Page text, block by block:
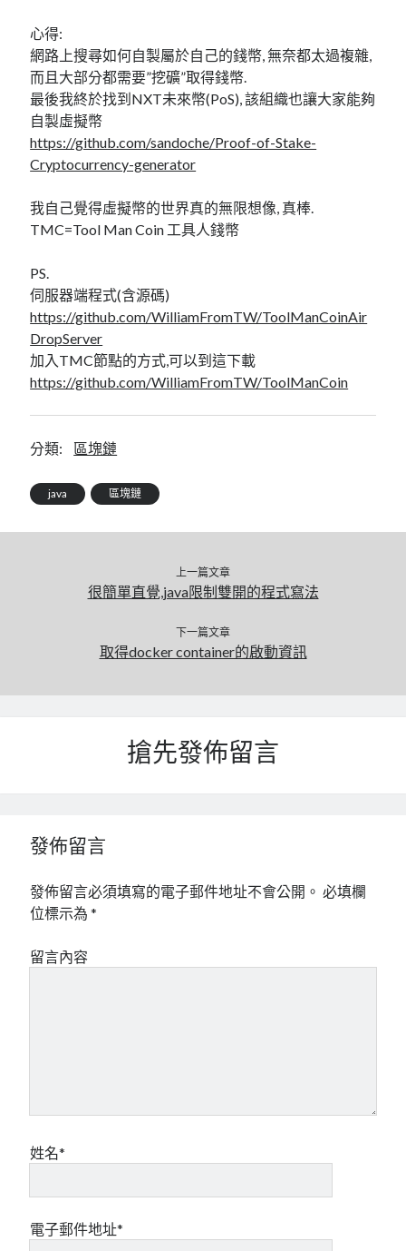
github
mindmap
rclone
區塊鏈
品質管理系統
單車
技術
未分類
王道
閑聊
心得:
網路上搜尋如何自製屬於自己的錢幣, 無奈都太過複雜,
而且大部分都需要”挖礦”取得錢幣.
最後我終於找到NXT未來幣(PoS), 該組織也讓大家能夠
自製虛擬幣
https://github.com/sandoche/Proof-of-Stake-
Cryptocurrency-generator
我自己覺得虛擬幣的世界真的無限想像, 真棒.
TMC=Tool Man Coin 工具人錢幣
PS.
伺服器端程式(含源碼)
https://github.com/WilliamFromTW/ToolManCoinAir
DropServer
加入TMC節點的方式,可以到這下載
https://github.com/WilliamFromTW/ToolManCoin
分類: 區塊鏈
java 區塊鏈
上一篇文章
很簡單直覺,java限制雙開的程式寫法
下一篇文章
取得docker container的啟動資訊
搶先發佈留言
發佈留言
發佈留言必須填寫的電子郵件地址不會公開。 必填欄
位標示為*
留言內容
姓名*
電子郵件地址*